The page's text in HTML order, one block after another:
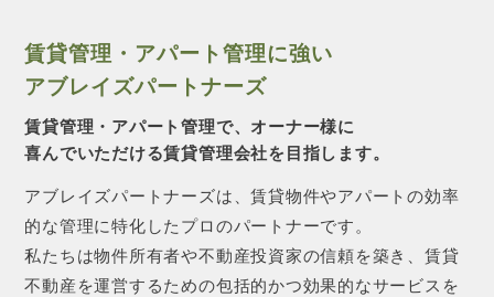
賃貸管理・アパート管理に強い
アブレイズパートナーズ
賃貸管理・アパート管理で、オーナー様に
喜んでいただける賃貸管理会社を目指します。
アブレイズパートナーズは、賃貸物件やアパートの効率
的な管理に特化したプロのパートナーです。
私たちは物件所有者や不動産投資家の信頼を築き、賃貸
不動産を運営するための包括的かつ効果的なサービスを